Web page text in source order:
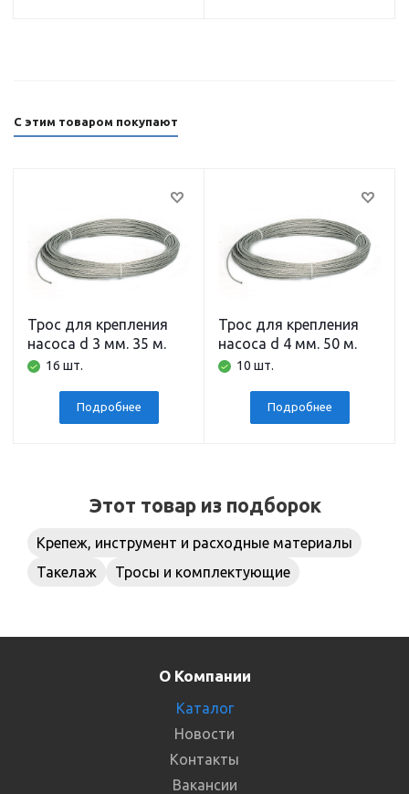
С этим товаром покупают
Трос для крепления
насоса d 3 мм. 35 м.
нержавеющая сталь
16 шт.
Подробнее
Трос для крепления
насоса d 4 мм. 50 м.
нержавеющая сталь
10 шт.
Подробнее
Этот товар из подборок
Крепеж, инструмент и расходные материалы
Такелаж
Тросы и комплектующие
О Компании
Каталог
Новости
Контакты
Вакансии